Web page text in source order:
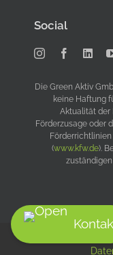
Social
Die Green Aktiv
keine Haftung
Aktualität der
Förderzusage oder
Förderrichtlinien
(www.kfw.de).
2026 Green Aktiv